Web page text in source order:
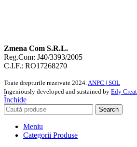
Zmena Com S.R.L.
Reg.Com: J40/3393/2005
C.I.F.: RO17268270
Toate drepturile rezervate 2024.ANPC | SOL
Ingeniously developed and sustained by Edy
Închide
Search
Meniu
Categorii Produse